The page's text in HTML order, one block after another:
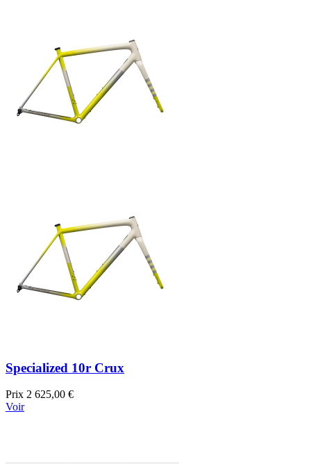
Specialized 10r Crux
Prix 2 625,00 €
Voir